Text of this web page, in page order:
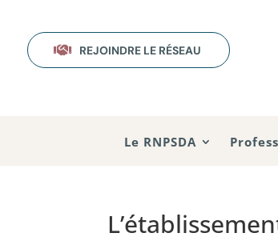
 REJOINDRE LE RÉSEAU
Le RNPSDA